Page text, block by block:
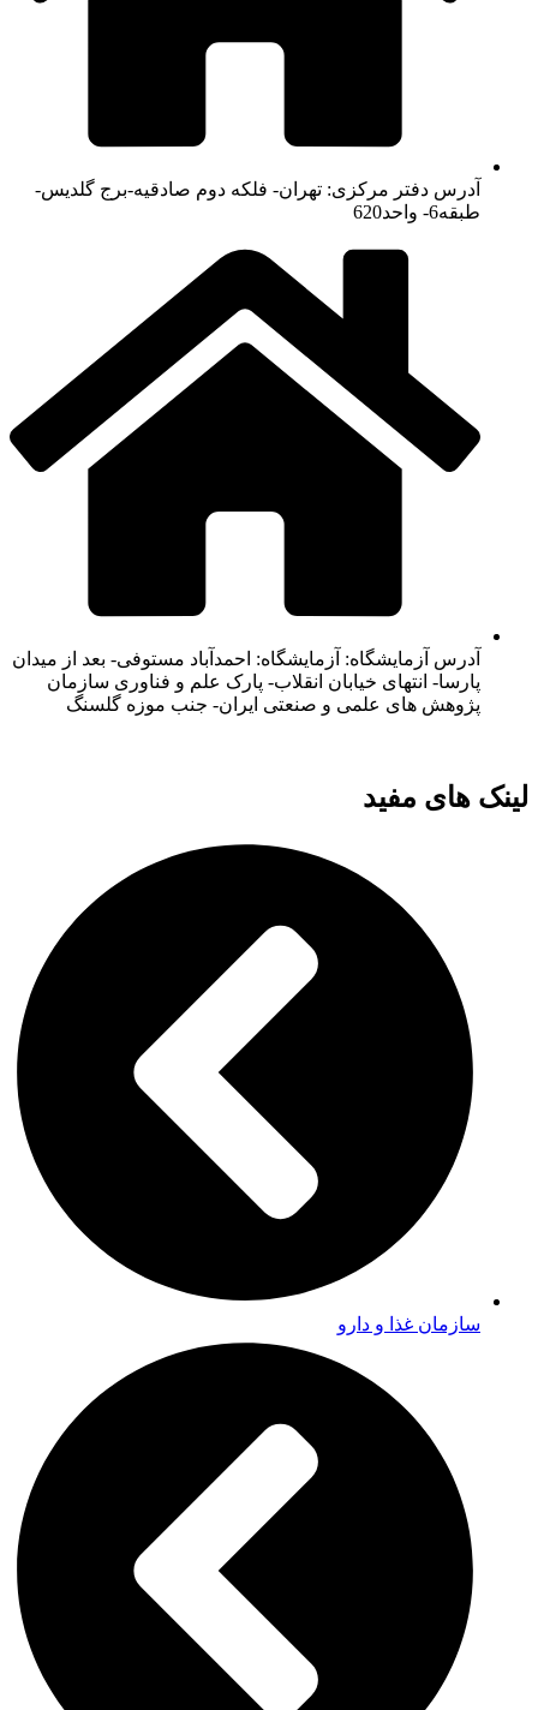
آدرس دفتر مرکزی: تهران- فلکه دوم صادقیه-برج گلدیس-
طبقه6- واحد620
آدرس آزمایشگاه: آزمایشگاه: احمدآباد مستوفی- بعد از میدان
پارسا- انتهای خیابان انقلاب- پارک علم و فناوری سازمان
پژوهش های علمی و صنعتی ایران- جنب موزه گلسنگ
لینک های مفید
سازمان غذا و دارو